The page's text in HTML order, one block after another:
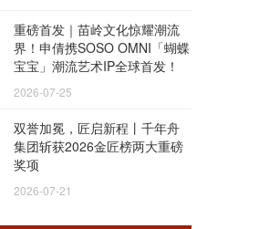
重磅首发｜苗岭文化惊耀潮流
界！申倩携SOSO OMNI「蝴蝶
宝宝」潮流艺术IP全球首发！
2026-07-25
双誉加冕，匠启新程丨千年舟
集团斩获2026金匠榜两大重磅
奖项
2026-07-21